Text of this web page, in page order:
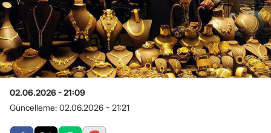
02.06.2026 - 21:09
Güncelleme: 02.06.2026 - 21:21